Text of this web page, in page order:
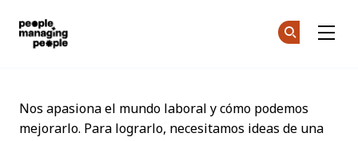
Nos apasiona el mundo laboral y cómo podemos
mejorarlo. Para lograrlo, necesitamos ideas de una